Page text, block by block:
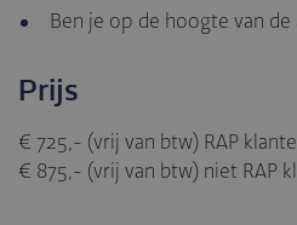
Ben je op de hoogte van
Prijs
€ 725,- (vrij van btw) RAP
€ 875,- (vrij van btw) niet RAP